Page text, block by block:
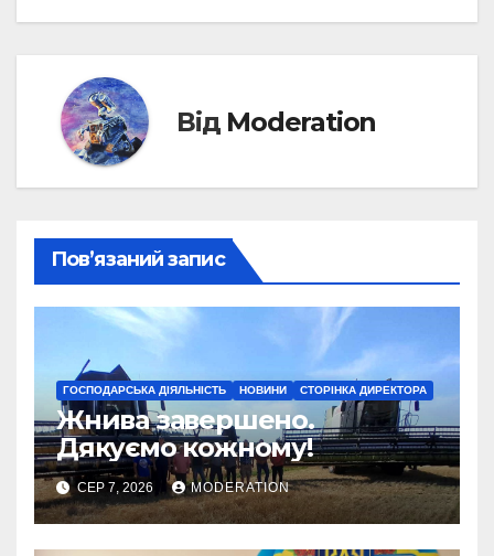
Від Moderation
Пов’язаний запис
ГОСПОДАРСЬКА ДІЯЛЬНІСТЬ НОВИНИ СТОРІНКА ДИРЕКТОРА
Жнива завершено.
Дякуємо кожному!
СЕР 7, 2026 MODERATION